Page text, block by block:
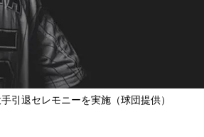
引退セレモニーを実施（球団提供）